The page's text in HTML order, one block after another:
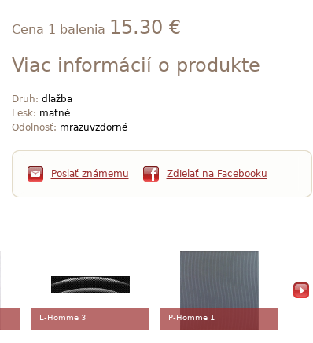
Cena 1 balenia 15.30 €
Viac informácií o produkte
Druh: dlažba
Lesk: matné
Odolnosť: mrazuvzdorné
Poslať známemu Zdielať na Facebooku
L-Homme 3 P-Homme 1